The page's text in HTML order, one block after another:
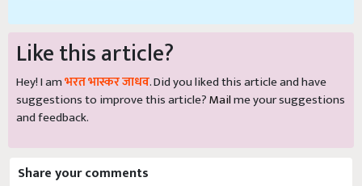
Like this article?
Hey! I amभरत भास्कर जाधव. Did you liked this article and have
suggestions to improve this article?Mailme your suggestions
and feedback.
Share your comments